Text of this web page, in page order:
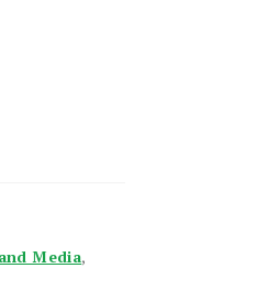
Media,